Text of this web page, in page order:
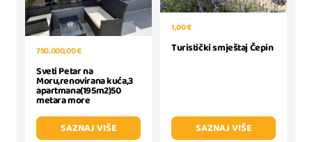
750.000,00 €
Sveti Petar na
Moru,renovirana kuća,3
apartmana(195m2)50
metara more
SAZNAJ VIŠE
1,00 €
Turistički smještaj Čepin
SAZNAJ VIŠE